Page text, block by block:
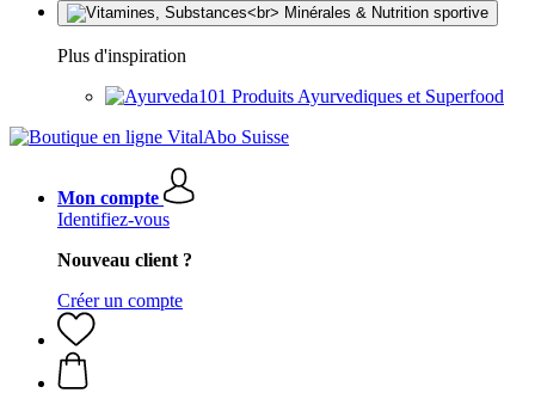
Plus d'inspiration
Produits Ayurvediques et Superfood
Mon compte
Identifiez-vous
Nouveau client ?
Créer un compte